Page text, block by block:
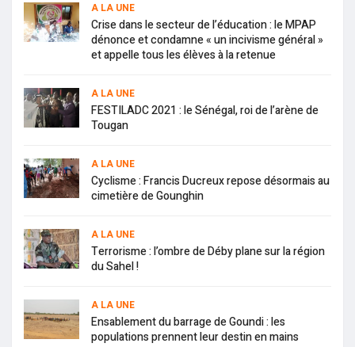
A LA UNE
Crise dans le secteur de l’éducation : le MPAP
dénonce et condamne « un incivisme général »
et appelle tous les élèves à la retenue
A LA UNE
FESTILADC 2021 : le Sénégal, roi de l’arène de
Tougan
A LA UNE
Cyclisme : Francis Ducreux repose désormais au
cimetière de Gounghin
A LA UNE
Terrorisme : l’ombre de Déby plane sur la région
du Sahel !
A LA UNE
Ensablement du barrage de Goundi : les
populations prennent leur destin en mains